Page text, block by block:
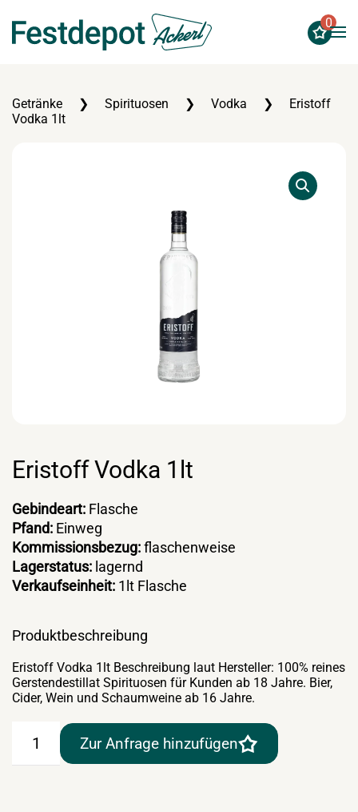
Zum Hauptinhalt springen
0
Getränke Spirituosen Vodka
Eristoff
Vodka 1lt
Eristoff Vodka 1lt
Gebindeart: Flasche
Pfand: Einweg
Kommissionsbezug:flaschenweise
Lagerstatus: lagernd
Verkaufseinheit: 1lt Flasche
Produktbeschreibung
Eristoff Vodka 1lt Beschreibung laut Hersteller: 100% reines
Gerstendestillat Spirituosen für Kunden ab 18 Jahre. Bier,
Cider, Wein und Schaumweine ab 16 Jahre.
Vodka
Zur Anfrage hinzufügen